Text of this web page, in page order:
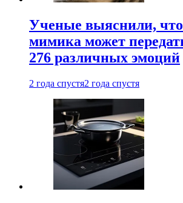
Ученые выяснили,
мимика может
276 различных эмоций
2 года спустя2 года спустя